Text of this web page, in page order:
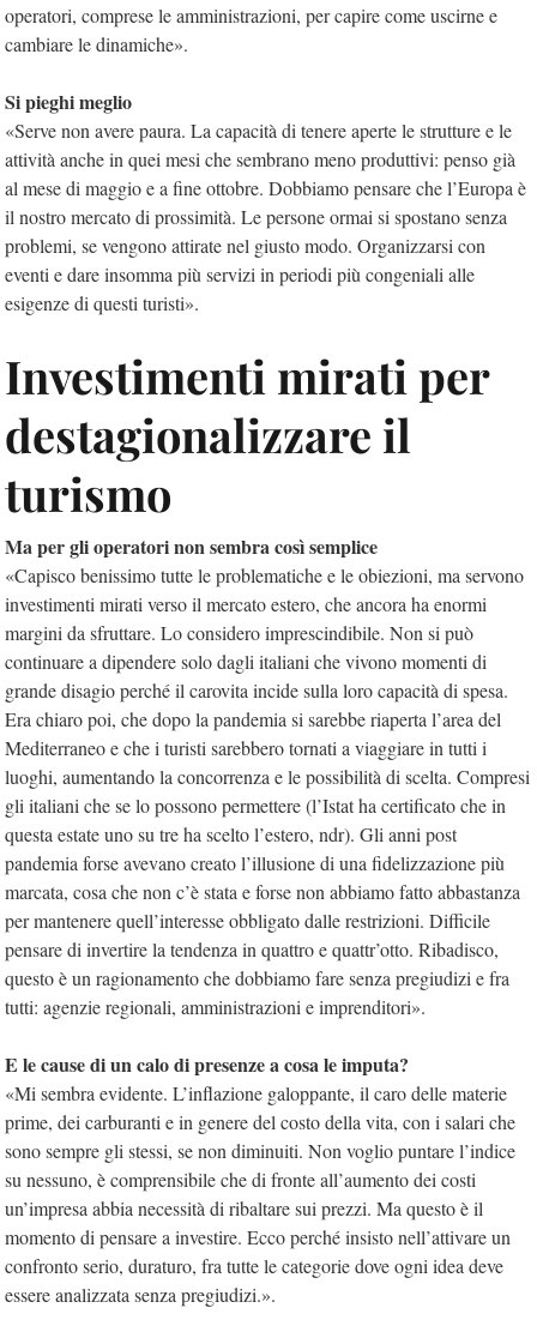
operatori, comprese le amministrazioni, per capire come uscirne e
cambiare le dinamiche».
Si pieghi meglio
«Serve non avere paura. La capacità di tenere aperte le strutture e le
attività anche in quei mesi che sembrano meno produttivi: penso già
al mese di maggio e a fine ottobre. Dobbiamo pensare che l’Europa è
il nostro mercato di prossimità. Le persone ormai si spostano senza
problemi, se vengono attirate nel giusto modo. Organizzarsi con
eventi e dare insomma più servizi in periodi più congeniali alle
esigenze di questi turisti».
Investimenti mirati per
destagionalizzare il
turismo
Ma per gli operatori non sembra così semplice
«Capisco benissimo tutte le problematiche e le obiezioni, ma servono
investimenti mirati verso il mercato estero, che ancora ha enormi
margini da sfruttare. Lo considero imprescindibile. Non si può
continuare a dipendere solo dagli italiani che vivono momenti di
grande disagio perché il carovita incide sulla loro capacità di spesa.
Era chiaro poi, che dopo la pandemia si sarebbe riaperta l’area del
Mediterraneo e che i turisti sarebbero tornati a viaggiare in tutti i
luoghi, aumentando la concorrenza e le possibilità di scelta. Compresi
gli italiani che se lo possono permettere (l’Istat ha certificato che in
questa estate uno su tre ha scelto l’estero, ndr). Gli anni post
pandemia forse avevano creato l’illusione di una fidelizzazione più
marcata, cosa che non c’è stata e forse non abbiamo fatto abbastanza
per mantenere quell’interesse obbligato dalle restrizioni. Difficile
pensare di invertire la tendenza in quattro e quattr’otto. Ribadisco,
questo è un ragionamento che dobbiamo fare senza pregiudizi e fra
tutti: agenzie regionali, amministrazioni e imprenditori».
E le cause di un calo di presenze a cosa le imputa?
«Mi sembra evidente. L’inflazione galoppante, il caro delle materie
prime, dei carburanti e in genere del costo della vita, con i salari che
sono sempre gli stessi, se non diminuiti. Non voglio puntare l’indice
su nessuno, è comprensibile che di fronte all’aumento dei costi
un’impresa abbia necessità di ribaltare sui prezzi. Ma questo è il
momento di pensare a investire. Ecco perché insisto nell’attivare un
confronto serio, duraturo, fra tutte le categorie dove ogni idea deve
essere analizzata senza pregiudizi.».